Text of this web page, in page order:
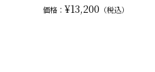
価格：¥13,200 （税込）